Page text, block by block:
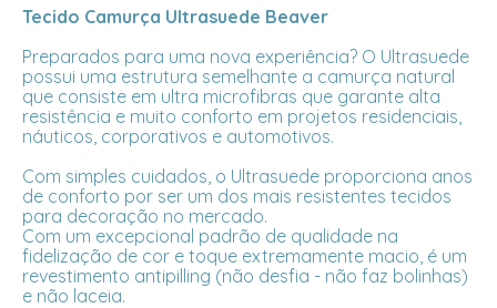
Tecido Camurça Ultrasuede Beaver
Preparados para uma nova experiência? O Ultrasuede
possui uma estrutura semelhante a camurça natural
que consiste em ultra microfibras que garante alta
resistência e muito conforto em projetos residenciais,
náuticos, corporativos e automotivos.
Com simples cuidados, o Ultrasuede proporciona anos
de conforto por ser um dos mais resistentes tecidos
para decoração no mercado.
Com um excepcional padrão de qualidade na
fidelização de cor e toque extremamente macio, é um
revestimento antipilling (não desfia - não faz bolinhas)
e não laceia.